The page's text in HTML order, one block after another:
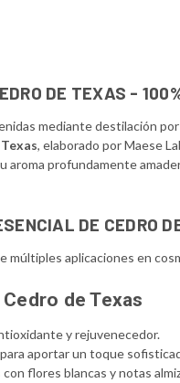
DE TEXAS -
mediante destilación
, elaborado por Maese
aroma profundamente
DE CEDRO
múltiples aplicaciones en
de Texas
y rejuvenecedor.
aportar un toque
flores blancas y notas